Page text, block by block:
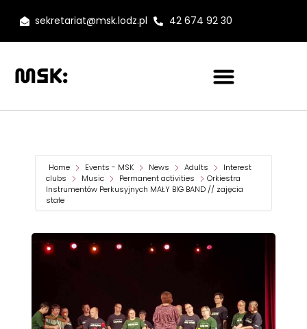
sekretariat@msk.lodz.pl 42 674 92 30
Home Events - MSK News Adults
Interest
clubs
Music Permanent activities
Orkiestra
Instrumentów Perkusyjnych MAŁY BIG BAND // zajęcia
stałe